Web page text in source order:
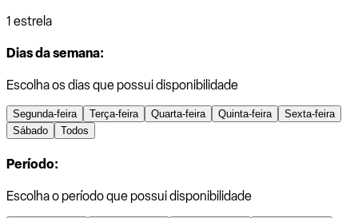
1 estrela
Dias da semana:
Escolha os dias que possui disponibilidade
Segunda-feira Terça-feira Quarta-feira Quinta-feira
Sexta-feira
Sábado
Todos
Período:
Escolha o período que possui disponibilidade